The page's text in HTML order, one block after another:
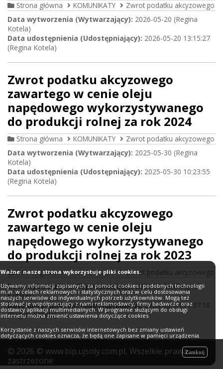
Strona główna KOMUNIKATY
Zwrot podatku akcyzowego
Data wytworzenia (Wytwarzający): 2026-05-20 (Regina
Kotela)
Data udostępnienia (Udostępniający): 2026-05-20 13:15:27
(Regina Kotela)
Zwrot podatku akcyzowego
zawartego w cenie oleju
napędowego wykorzystywanego
do produkcji rolnej za rok 2024
Strona główna KOMUNIKATY
Zwrot podatku akcyzowego
Data wytworzenia (Wytwarzający): 2025-05-30 (Regina
Kotela)
Data udostępnienia (Udostępniający): 2025-05-30 10:23:55
(Regina Kotela)
Zwrot podatku akcyzowego
zawartego w cenie oleju
napędowego wykorzystywanego
do produkcji rolnej za rok 2023
Strona główna KOMUNIKATY
Zwrot podatku akcyzowego
Data wytworzenia (Wytwarzający):2024-05-08 (Regina
Kotela)
Data udostępnienia (Udostępniający):2024-05-08 11:37:18
(Regina Kotela)
© 2026 © www.bip.ujsoly.com.pl, Wszelkie prawa
zastrzeżone
Ważne: nasze strona wykorzystuje pliki cookies.
Używamy informacji zapisanych za pomocą cookies i podobnych technologii
m.in. w celach reklamowych i statystycznych oraz w celu dostosowania
naszych serwisów do indywidualnych potrzeb użytkowników. Mogą też
stosować je współpracujący z nami reklamodawcy, firmy badawcze oraz
dostawcy aplikacji multimedialnych. W programie służącym do obsługi
internetu można zmienić ustawienia dotyczące cookies.
Korzystanie z naszych serwisów internetowych bez zmiany ustawień
dotyczących cookies oznacza, że będą one zapisane w pamięci urządzenia.
Zamknij